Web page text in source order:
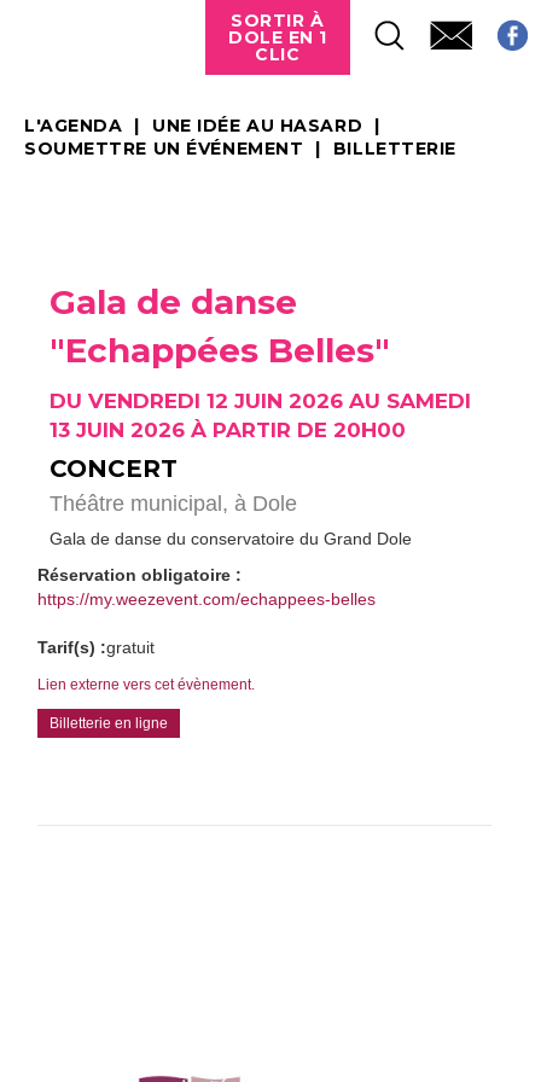
SORTIR À
DOLE EN 1
CLIC
L'AGENDA
UNE IDÉE AU HASARD
SOUMETTRE UN ÉVÉNEMENT
BILLETTERIE
Gala de danse
"Echappées Belles"
DU VENDREDI 12 JUIN 2026 AU SAMEDI
13 JUIN 2026 À PARTIR DE 20H00
CONCERT
Théâtre municipal, à Dole
Gala de danse du conservatoire du Grand Dole
Réservation obligatoire :
https://my.weezevent.com/echappees-belles
Tarif(s) :gratuit
Lien externe vers cet évènement.
Billetterie en ligne